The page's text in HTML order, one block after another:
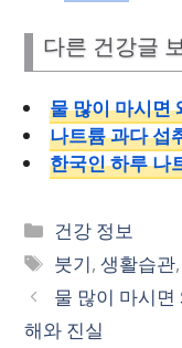
다른 건강글
물 많이 마시면
나트륨 과다 섭
한국인 하루 나
카
테
고
리
건강 정보
태
그
붓기,생활습관,
물 많이 마시면
해와 진실